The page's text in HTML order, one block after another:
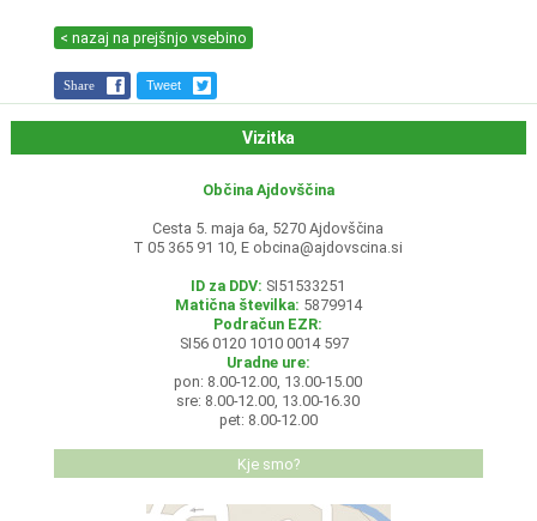
< nazaj na prejšnjo vsebino
Share Tweet
Vizitka
Občina Ajdovščina
Cesta 5. maja 6a, 5270 Ajdovščina
T 05 365 91 10, E obcina@ajdovscina.si
ID za DDV: SI51533251
Matična številka: 5879914
Podračun EZR:
SI56 0120 1010 0014 597
Uradne ure:
pon: 8.00-12.00, 13.00-15.00
sre: 8.00-12.00, 13.00-16.30
pet: 8.00-12.00
Kje smo?